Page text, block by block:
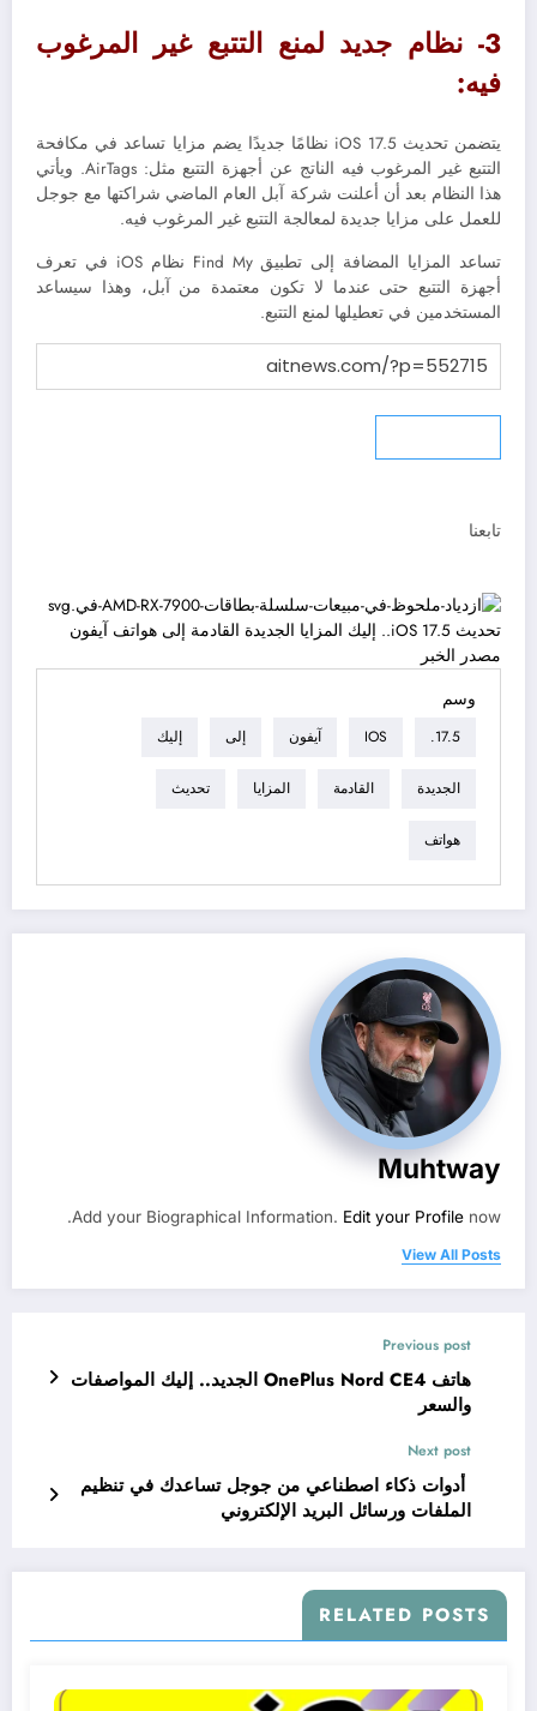
3- نظام جديد لمنع التتبع غير المرغوب
فيه:
يتضمن تحديث iOS 17.5 نظامًا جديدًا يضم مزايا تساعد في مكافحة
التتبع غير المرغوب فيه الناتج عن أجهزة التتبع مثل: AirTags. ويأتي
هذا النظام بعد أن أعلنت شركة آبل العام الماضي شراكتها مع جوجل
للعمل على مزايا جديدة لمعالجة التتبع غير المرغوب فيه.
تساعد المزايا المضافة إلى تطبيق Find My نظام iOS في تعرف
أجهزة التتبع حتى عندما لا تكون معتمدة من آبل، وهذا سيساعد
المستخدمين في تعطيلها لمنع التتبع.
تابعنا
مصدر الخبر
وسم
17.5.
IOS آيفون إلى إليك
الجديدة القادمة المزايا تحديث
هواتف
Muhtway
Add your Biographical Information. Edit your Profile now.
View All Posts
Previous post
هاتف OnePlus Nord CE4 الجديد.. إليك المواصفات
والسعر
Next post
أدوات ذكاء اصطناعي من جوجل تساعدك في تنظيم
الملفات ورسائل البريد الإلكتروني
RELATED POSTS